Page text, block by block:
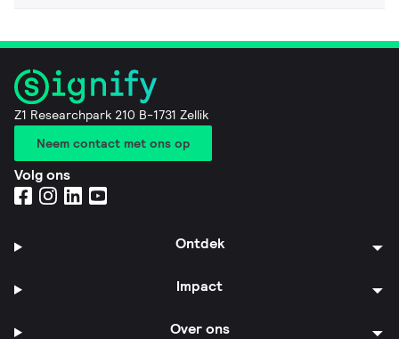
Z1 Researchpark 210 B-1731 Zellik
Neem contact met ons op
Volg ons
Ontdek
Impact
Over ons